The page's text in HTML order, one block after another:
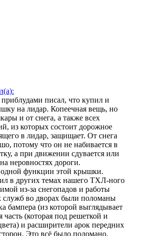
писал, что купил и
на лидар. Копеечная вещь, но
и от снега, а также всех
из которых состоит дорожное
в лидар, защищает. От снега
потому что он не набивается в
а при движении сдувается или
неровностях дороги.
одной функции этой крышки.
в других темах нашего ТХЛ-ного
из-за снегопадов и работы
служб во дворах были поломаны
бампера (из которой выглядывает
(которая под решеткой и
и расширители арок передних
Это всё было поломано,